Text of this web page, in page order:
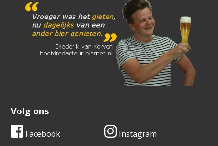
Volg ons
Facebook Instagram